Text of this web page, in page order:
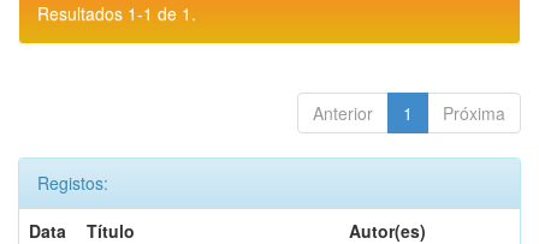
Resultados 1-1 de 1.
Anterior 1 Próxima
Registos:
Data
Título
Autor(es)